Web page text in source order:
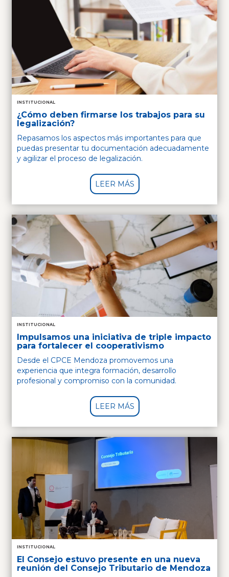
INSTITUCIONAL
¿Cómo deben firmarse los trabajos para su
legalización?
Repasamos los aspectos más importantes para que
puedas presentar tu documentación adecuadamente
y agilizar el proceso de legalización.
LEER MÁS
INSTITUCIONAL
Impulsamos una iniciativa de triple impacto
para fortalecer el cooperativismo
Desde el CPCE Mendoza promovemos una
experiencia que integra formación, desarrollo
profesional y compromiso con la comunidad.
LEER MÁS
INSTITUCIONAL
El Consejo estuvo presente en una nueva
reunión del Consejo Tributario de Mendoza